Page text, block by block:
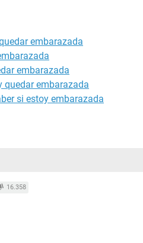
del estómago
embarazada
embarazada
quedar embarazada
si estoy embarazada
16.358